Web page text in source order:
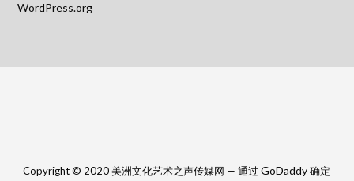
WordPress.org
Copyright © 2020 美洲文化艺术之声传媒网 — 通过GoDaddy确定